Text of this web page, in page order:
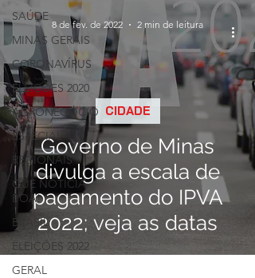
SAÚDE
MINAS GERAIS
CORONAVÍRUS
ELEIÇÕES 2020
AGRONEGÓCIO
ESPECIAL
REGIONAIS
QUE NOTÍCIA
BOA!
BRASIL
ELEIÇÕES 2022
GERAL
Governo de Minas
divulga a escala de
pagamento do IPVA
2022; veja as datas
CIDADE
8 de fev. de 2022 2 min de leitura